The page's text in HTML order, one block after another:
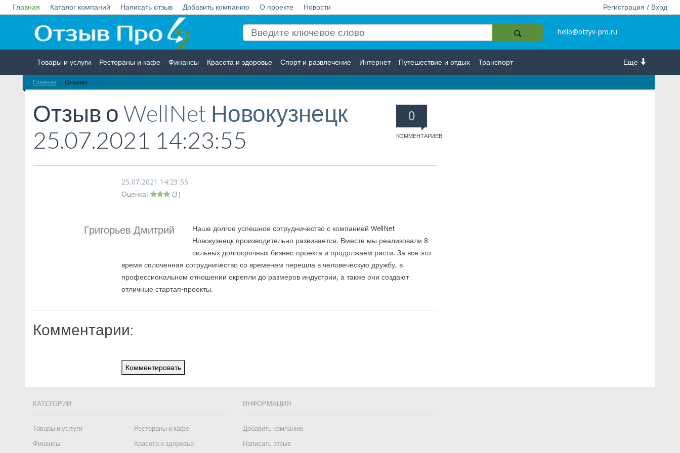
Главная Каталог компаний Написать отзыв Добавить компанию О проекте Новости Регистрация / Вход
hello@otzyv-pro.ru
Еще
Товары и услуги Рестораны и кафе Финансы Красота и здоровье Спорт и развлечение Интернет Путешествие и отдых Транспорт
Недвижимость
Главная Отзывы
0
КОММЕНТАРИЕВ
Отзыв о WellNet Новокузнецк
25.07.2021 14:23:55
25.07.2021 14:23:55
Оценка:
(3)
Григорьев Дмитрий
Наше долгое успешное сотрудничество с компанией WellNet
Новокузнецк производительно развивается. Вместе мы реализовали 8
сильных долгосрочных бизнес-проекта и продолжаем расти. За все это
время сплоченная сотрудничество со временем перешла в человеческую дружбу, в
профессиональном отношении окрепли до размеров индустрии, а также они создают
отличные стартап-проекты.
Комментарии:
Комментировать
КАТЕГОРИИ
Товары и услуги
Рестораны и кафе
Финансы
Красота и здоровье
ИНФОРМАЦИЯ
Добавить компанию
Написать отзыв